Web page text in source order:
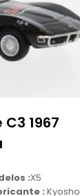
1967
:X5
: Kyosho